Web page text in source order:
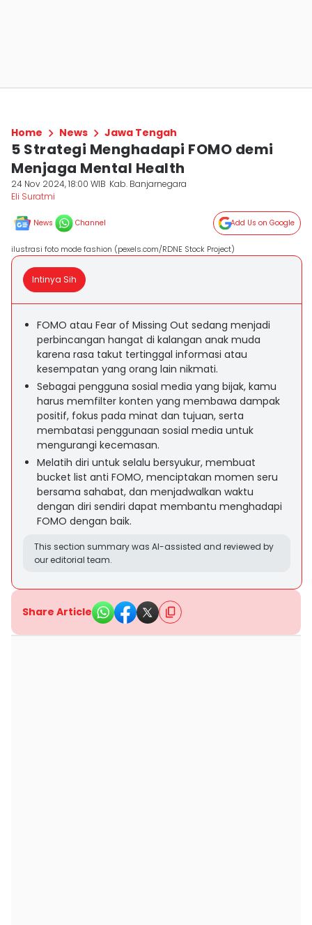
Home News Jawa Tengah
5 Strategi Menghadapi FOMO demi
Menjaga Mental Health
24 Nov 2024, 18:00 WIB Kab. Banjarnegara
Eli Suratmi
News Channel Add Us on Google
ilustrasi foto mode fashion (pexels.com/RDNE Stock Project)
Intinya Sih
FOMO atau Fear of Missing Out sedang menjadi
perbincangan hangat di kalangan anak muda
karena rasa takut tertinggal informasi atau
kesempatan yang orang lain nikmati.
Sebagai pengguna sosial media yang bijak, kamu
harus memfilter konten yang membawa dampak
positif, fokus pada minat dan tujuan, serta
membatasi penggunaan sosial media untuk
mengurangi kecemasan.
Melatih diri untuk selalu bersyukur, membuat
bucket list anti FOMO, menciptakan momen seru
bersama sahabat, dan menjadwalkan waktu
dengan diri sendiri dapat membantu menghadapi
FOMO dengan baik.
This section summary was AI-assisted and reviewed by
our editorial team.
Share Article